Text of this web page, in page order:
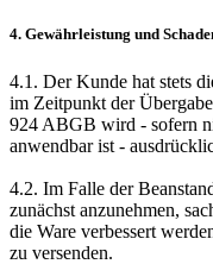
4. Gewährleistung und
4.1. Der Kunde hat stets
im Zeitpunkt der
924 ABGB wird - sofern
anwendbar ist -
4.2. Im Falle der
zunächst anzunehmen,
die Ware verbessert
zu versenden.